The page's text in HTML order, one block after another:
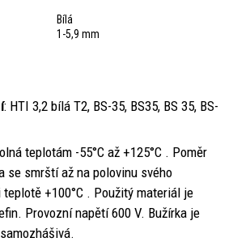
Bílá
1-5,9 mm
: HTI 3,2 bílá T2, BS-35, BS35, BS 35, BS-
teplotám -55°C až +125°C . Poměr
se smrští až na polovinu svého
+100°C . Použitý materiál je
Provozní napětí 600 V. Bužírka je